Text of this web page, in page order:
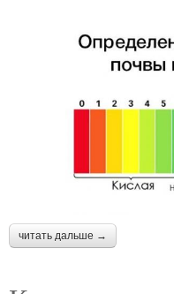
читать дальше →